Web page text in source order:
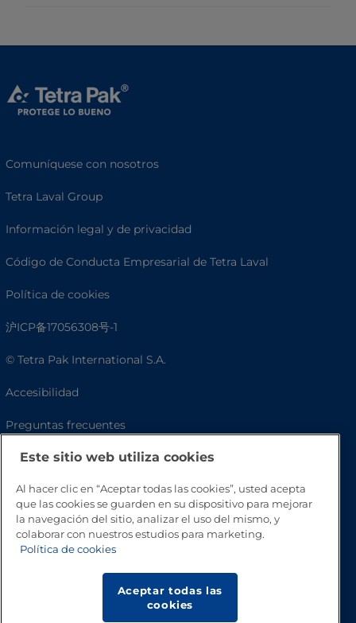
Comuníquese con nosotros
Tetra Laval Group
Información legal y de privacidad
Código de Conducta Empresarial de Tetra Laval
Política de cookies
沪ICP备17056308号-1
© Tetra Pak International S.A.
Accesibilidad
Preguntas frecuentes
Este sitio web utiliza cookies
Al hacer clic en “Aceptar todas las cookies”, usted acepta
que las cookies se guarden en su dispositivo para mejorar
la navegación del sitio, analizar el uso del mismo, y
colaborar con nuestros estudios para marketing.
Política de cookies
Aceptar todas las
cookies